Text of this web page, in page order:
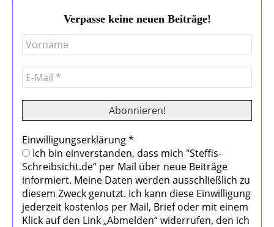
Verpasse keine neuen Beiträge!
Einwilligungserklärung*
Ich bin einverstanden, dass mich "Steffis-
Schreibsicht.de“ per Mail über neue Beiträge
informiert. Meine Daten werden ausschließlich zu
diesem Zweck genutzt. Ich kann diese Einwilligung
jederzeit kostenlos per Mail, Brief oder mit einem
Klick auf den Link „Abmelden“ widerrufen, den ich